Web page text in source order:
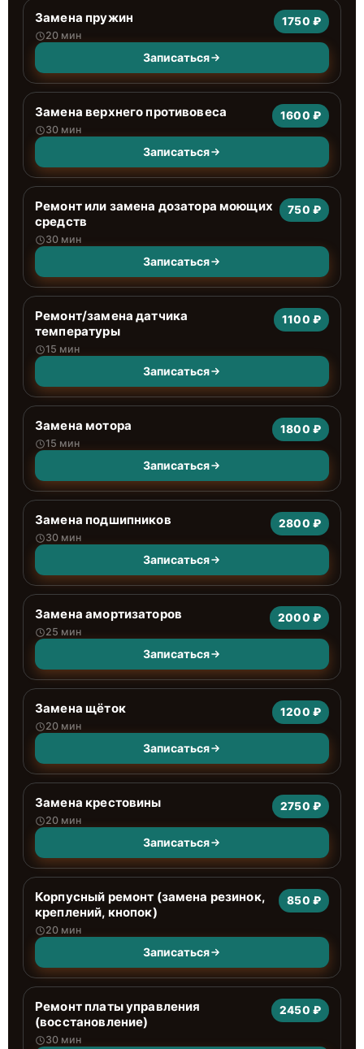
Замена пружин
20 мин
1750 ₽
Записаться
Замена верхнего противовеса
30 мин
1600 ₽
Записаться
Ремонт или замена дозатора моющих
средств
30 мин
750 ₽
Записаться
Ремонт/замена датчика
температуры
15 мин
1100 ₽
Записаться
Замена мотора
15 мин
1800 ₽
Записаться
Замена подшипников
30 мин
2800 ₽
Записаться
Замена амортизаторов
25 мин
2000 ₽
Записаться
Замена щёток
20 мин
1200 ₽
Записаться
Замена крестовины
20 мин
2750 ₽
Записаться
Корпусный ремонт (замена резинок,
креплений, кнопок)
20 мин
850 ₽
Записаться
Ремонт платы управления
(восстановление)
30 мин
2450 ₽